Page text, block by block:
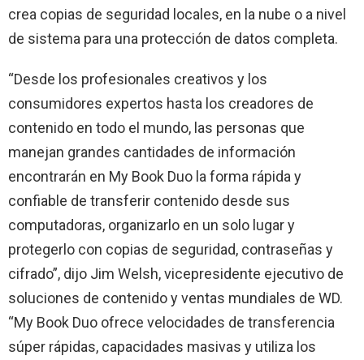
crea copias de seguridad locales, en la nube o a nivel
de sistema para una protección de datos completa.
“Desde los profesionales creativos y los
consumidores expertos hasta los creadores de
contenido en todo el mundo, las personas que
manejan grandes cantidades de información
encontrarán en My Book Duo la forma rápida y
confiable de transferir contenido desde sus
computadoras, organizarlo en un solo lugar y
protegerlo con copias de seguridad, contraseñas y
cifrado”, dijo Jim Welsh, vicepresidente ejecutivo de
soluciones de contenido y ventas mundiales de WD.
“My Book Duo ofrece velocidades de transferencia
súper rápidas, capacidades masivas y utiliza los